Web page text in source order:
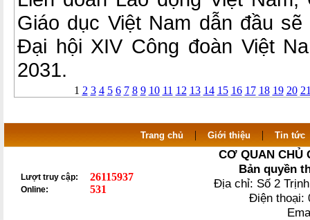
Giáo dục Việt Nam dẫn đầu
Đại hội XIV Công đoàn Việt
2031.
1 2 3 4 5 6 7 8 9 10 11 12 13 14 15 16 17 18 19 20
Trang chủ | Giới thiệu | Tin tức
Lượt truy cập: 26115937
Online: 531
CƠ QUAN CHỦ
Bản quyền
Địa chỉ: Số 2
Điện